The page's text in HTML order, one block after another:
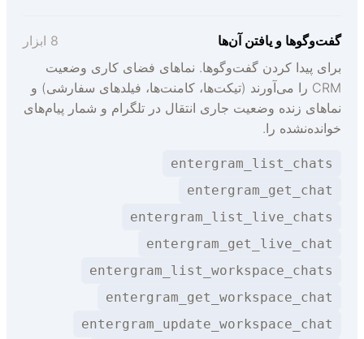
و یافتن آن‌ها
پیدا کردن گفت‌وگوها. نماهای فضای کاری وضعیت
CRM را می‌آورند (تیکت‌ها، کامنت‌ها، فیلدهای سفارشی) و
زنده وضعیت جاری انتقال در تلگرام و شمار پیام‌های
را.
entergram_list_chats
entergram_get_chat
entergram_list_live_chats
entergram_get_live_chat
entergram_list_workspace_chats
entergram_get_workspace_chat
entergram_update_workspace_chat